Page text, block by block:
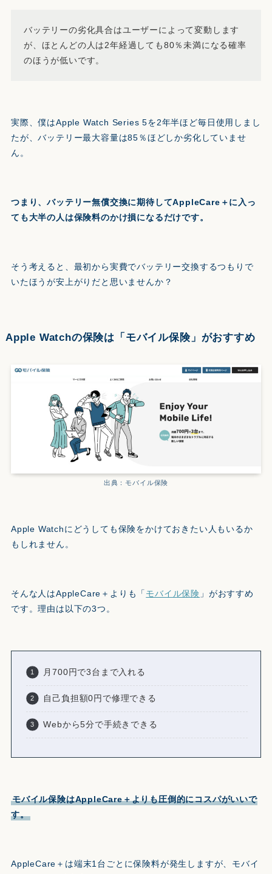
バッテリーの劣化具合はユーザーによって変動します
が、ほとんどの人は2年経過しても80％未満になる確率
のほうが低いです。
実際、僕はApple Watch Series 5を2年半ほど毎日使用しまし
たが、バッテリー最大容量は85％ほどしか劣化していませ
ん。
つまり、バッテリー無償交換に期待してAppleCare＋に入っ
ても大半の人は保険料のかけ損になるだけです。
そう考えると、最初から実費でバッテリー交換するつもりで
いたほうが安上がりだと思いませんか？
Apple Watchの保険は「モバイル保険」がおすすめ
出典：モバイル保険
Apple Watchにどうしても保険をかけておきたい人もいるか
もしれません。
そんな人はAppleCare＋よりも「 モバイル保険 」がおすすめ
です。理由は以下の3つ。
月700円で3台まで入れる
自己負担額0円で修理できる
Webから5分で手続きできる
モバイル保険はAppleCare＋よりも圧倒的にコスパがいいで
す。
AppleCare＋は端末1台ごとに保険料が発生しますが、モバイ